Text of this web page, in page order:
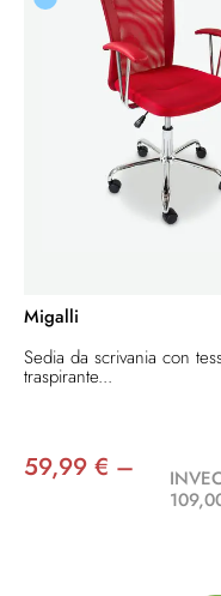
Migalli
Sedia da scrivania con
traspirante...
59,99 € –